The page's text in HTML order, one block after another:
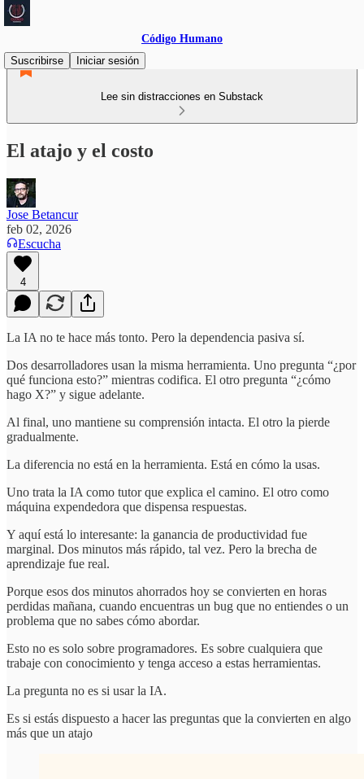
Código Humano
Suscribirse
Iniciar sesión
Lee sin distracciones en Substack
El atajo y el costo
Jose Betancur
feb 02, 2026
Escucha
4
La IA no te hace más tonto. Pero la dependencia pasiva sí.
Dos desarrolladores usan la misma herramienta. Uno pregunta “¿por
qué funciona esto?” mientras codifica. El otro pregunta “¿cómo
hago X?” y sigue adelante.
Al final, uno mantiene su comprensión intacta. El otro la pierde
gradualmente.
La diferencia no está en la herramienta. Está en cómo la usas.
Uno trata la IA como tutor que explica el camino. El otro como
máquina expendedora que dispensa respuestas.
Y aquí está lo interesante: la ganancia de productividad fue
marginal. Dos minutos más rápido, tal vez. Pero la brecha de
aprendizaje fue real.
Porque esos dos minutos ahorrados hoy se convierten en horas
perdidas mañana, cuando encuentras un bug que no entiendes o un
problema que no sabes cómo abordar.
Esto no es solo sobre programadores. Es sobre cualquiera que
trabaje con conocimiento y tenga acceso a estas herramientas.
La pregunta no es si usar la IA.
Es si estás dispuesto a hacer las preguntas que la convierten en algo
más que un atajo